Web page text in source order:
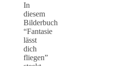
In
diesem
Bilderbuch
“Fantasie
lässt
dich
fliegen”